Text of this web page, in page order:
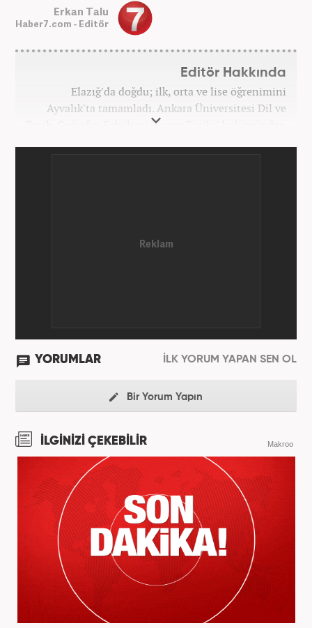
Erkan Talu
Haber7.com - Editör
Editör Hakkında
Elazığ'da doğdu; ilk, orta ve lise öğrenimini
Ayvalık'ta tamamladı. Ankara Üniversitesi Dil ve
Tarih-Coğrafya Fakültesi "Sanat Tarihi" bölümünden
YORUMLAR İLK YORUM YAPAN SEN OL
Bir Yorum Yapın
İLGİNİZİ ÇEKEBİLİR Makroo